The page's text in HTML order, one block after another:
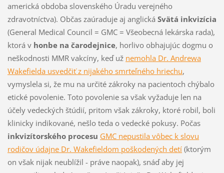
americká obdoba slovenského Úradu verejného
zdravotníctva). Občas zaúraduje aj anglická Svätá inkvizícia
(General Medical Council = GMC = Všeobecná lekárska rada),
ktorá v honbe na čarodejnice, horlivo obhajujúc dogmu o
neškodnosti MMR vakcíny, keď už nemohla Dr. Andrewa
Wakefielda usvedčiť z nijakého smrteľného hriechu,
vymyslela si, že mu na určité zákroky na pacientoch chýbalo
etické povolenie. Toto povolenie sa však vyžaduje len na
účely vedeckých štúdií, pritom však zákroky, ktoré robil, boli
klinicky indikované, nešlo teda o vedecké pokusy. Počas
inkvizítorského procesu GMC nepustila vôbec k slovu
rodičov údajne Dr. Wakefieldom poškodených detí(ktorým
on však nijak neublížil - práve naopak), snáď aby jej